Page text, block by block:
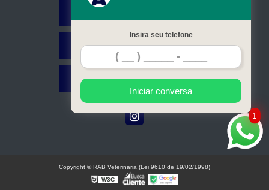
Contato
Mapa do site
1
Insira seu telefone
Iniciar conversa
Copyright © RAB Veterinaria (Lei 9610 de 19/02/1998)
W3C